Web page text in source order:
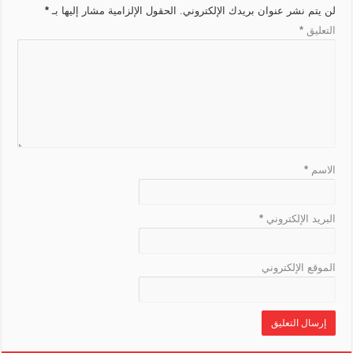
p
m
k
e
n
k
لن يتم نشر عنوان بريدك الإلكتروني. الحقول الإلزامية مشار إليها بـ*
التعليق*
الاسم*
البريد الإلكتروني*
الموقع الإلكتروني